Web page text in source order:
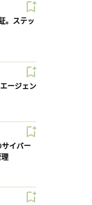
。ステッ
ージェン
イバー